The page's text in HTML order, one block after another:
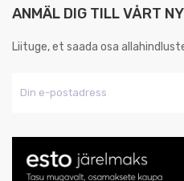
ANMÄL DIG TILL VÅRT
Liituge, et saada osa